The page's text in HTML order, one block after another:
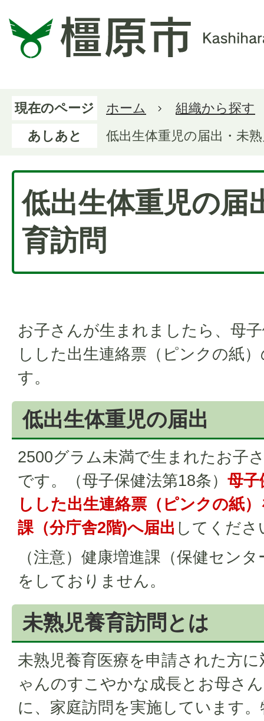
現在のページ ホーム
組織から探す
あしあと
低出生体重児の届出・未
低出生体重児の届
育訪問
お子さんが生まれましたら、母
しした出生連絡票（ピンクの紙
す。
低出生体重児の届出
2500グラム未満で生まれたお子
です。（母子保健法第18条） 母子
しした出生連絡票（ピンクの紙
課（分庁舎2階)へ届出 してくださ
（注意）健康増進課（保健セン
をしておりません。
未熟児養育訪問とは
未熟児養育医療を申請された方
ゃんのすこやかな成長とお母さ
に、家庭訪問を実施しています